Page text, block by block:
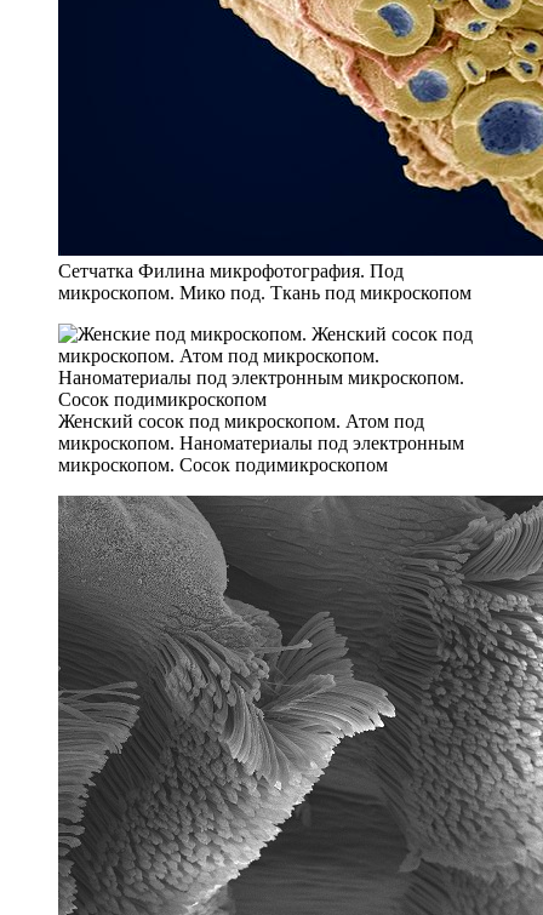
Сетчатка Филина микрофотография. Под
микроскопом. Мико под. Ткань под микроскопом
Женский сосок под микроскопом. Атом под
микроскопом. Наноматериалы под электронным
микроскопом. Сосок подимикроскопом